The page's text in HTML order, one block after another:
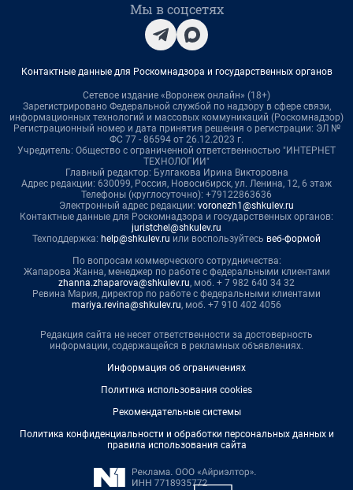
Мы в соцсетях
Контактные данные для Роскомнадзора и государственных органов
Сетевое издание «Воронеж онлайн» (18+)
Зарегистрировано Федеральной службой по надзору в сфере связи,
информационных технологий и массовых коммуникаций (Роскомнадзор)
Регистрационный номер и дата принятия решения о регистрации: ЭЛ №
ФС 77 - 86594 от 26.12.2023 г.
Учредитель: Общество с ограниченной ответственностью "ИНТЕРНЕТ
ТЕХНОЛОГИИ"
Главный редактор: Булгакова Ирина Викторовна
Адрес редакции: 630099, Россия, Новосибирск, ул. Ленина, 12, 6 этаж
Телефоны (круглосуточно): +79122863636
Электронный адрес редакции: voronezh1@shkulev.ru
Контактные данные для Роскомнадзора и государственных органов:
juristchel@shkulev.ru
Техподдержка: help@shkulev.ru или воспользуйтесь веб-формой
По вопросам коммерческого сотрудничества:
Жапарова Жанна, менеджер по работе с федеральными клиентами
zhanna.zhaparova@shkulev.ru, моб. + 7 982 640 34 32
Ревина Мария, директор по работе с федеральными клиентами
mariya.revina@shkulev.ru, моб. +7 910 402 4056
Редакция сайта не несет ответственности за достоверность
информации, содержащейся в рекламных объявлениях.
Информация об ограничениях
Политика использования cookies
Рекомендательные системы
Политика конфиденциальности и обработки персональных данных и
правила использования сайта